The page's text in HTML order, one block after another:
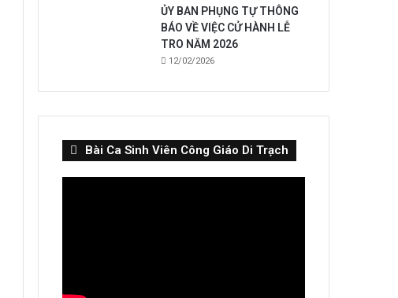
ỦY BAN PHỤNG TỰ THÔNG
BÁO VỀ VIỆC CỬ HÀNH LỄ
TRO NĂM 2026
12/02/2026
Bài Ca Sinh Viên Công Giáo Di Trạch